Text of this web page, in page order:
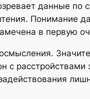
данные
Понимание
в первую
с расстройствами